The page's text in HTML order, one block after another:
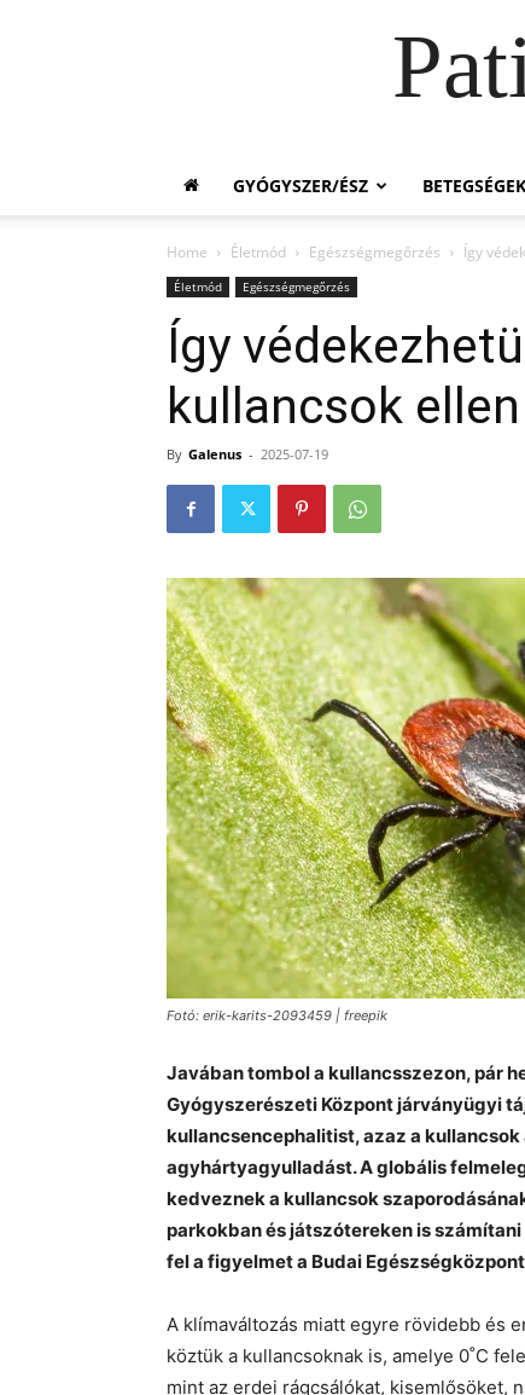
GYÓGYSZER/ÉSZ
Home Életmód Egészségmegőrzés Így
Életmód Egészségmegőrzés
Így
kullancsok ellen
By Galenus - 2025-07-19
Fotó: erik-karits-2093459 | freepik
Javában tombol a kullancsszezon, pár
Gyógyszerészeti Központ járványügyi
kullancsencephalitist, azaz a
agyhártyagyulladást. A globális
kedveznek a kullancsok
parkokban és játszótereken is
fel a figyelmet a Budai
A klímaváltozás miatt egyre rövidebb és
köztük a kullancsoknak is, amelye 0˚C
mint az erdei rágcsálókat, kisemlősöket,